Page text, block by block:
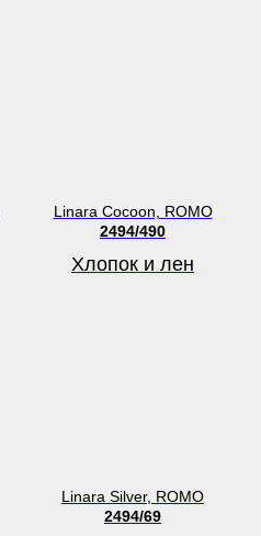
Linara Cocoon, ROMO
2494/490
Хлопок и лен
Linara Silver, ROMO
2494/69